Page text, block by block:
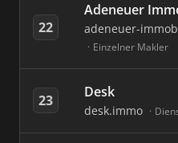
22
Adeneuer
adeneuer-
Einzelner Makler
23 Desk
desk.immo